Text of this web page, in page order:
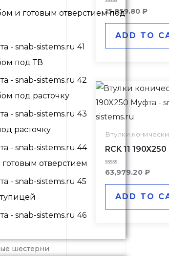
и готовым отверстием под
под ТВ
под расточку
расточку
отверстием
шестерни
Rated
0
out
15,859.80₽
ADD TO
Втулки
RCK 11
Rated
out
63,979.20₽
ADD TO